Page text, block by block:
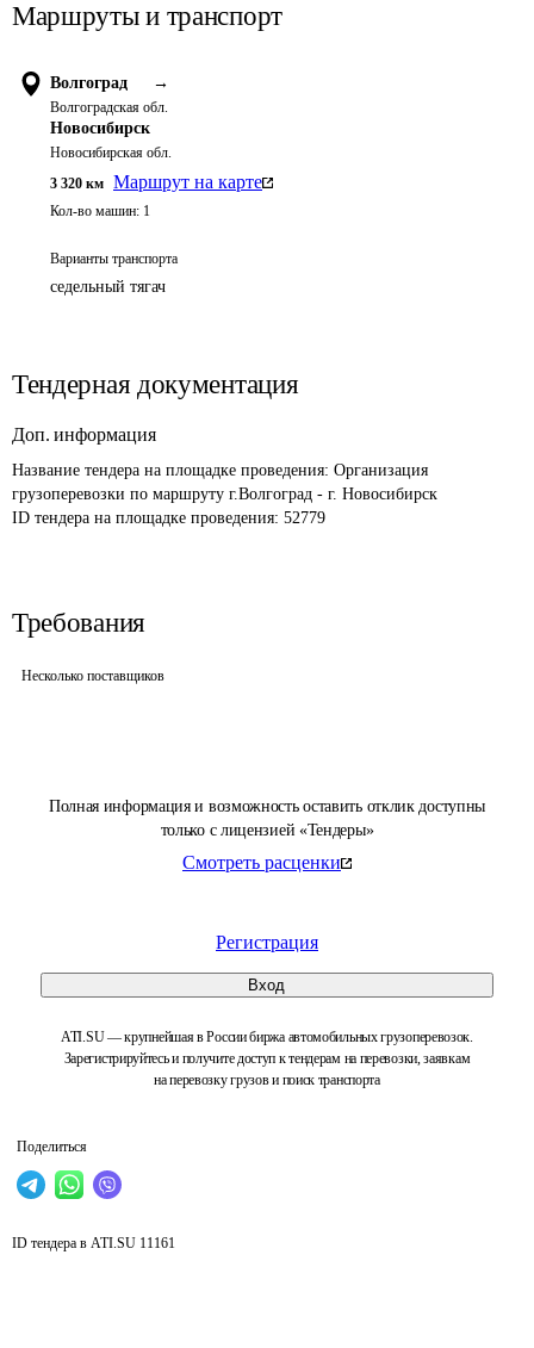
Полная информация и возможность оставить отклик доступны
только с лицензией «Тендеры»
Смотреть расценки
Регистрация
Вход
ATI.SU — крупнейшая в России биржа автомобильных грузоперевозок.
Зарегистрируйтесь и получите доступ к тендерам на перевозки, заявкам
на перевозку грузов и поиск транспорта
Поделиться
Маршруты и транспорт
Волгоград →
Волгоградская обл.
Новосибирск
Новосибирская обл.
3 320 км Маршрут на карте
Кол-во машин: 1
Варианты транспорта
седельный тягач
Тендерная документация
Доп. информация
Название тендера на площадке проведения: Организация
грузоперевозки по маршруту г.Волгоград - г. Новосибирск
ID тендера на площадке проведения: 52779
Требования
Несколько поставщиков
ID тендера в ATI.SU 11161